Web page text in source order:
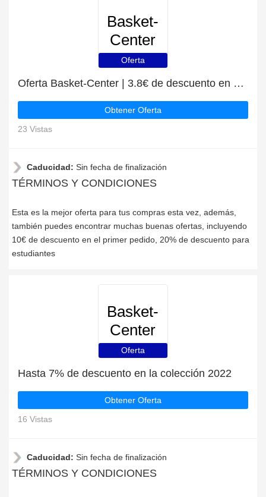
Basket-
Center
Oferta
Oferta Basket-Center | 3.8€ de descuento en pedidos superiores a 59€
Obtener Oferta
23 Vistas
Caducidad: Sin fecha de finalización
TÉRMINOS Y CONDICIONES
Esta es la mejor oferta para tus compras esta vez, además,
también puedes encontrar muchas buenas ofertas, incluyendo
10€ de descuento en el primer pedido, 20% de descuento para
estudiantes
Basket-
Center
Oferta
Hasta 7% de descuento en la colección 2022
Obtener Oferta
16 Vistas
Caducidad: Sin fecha de finalización
TÉRMINOS Y CONDICIONES